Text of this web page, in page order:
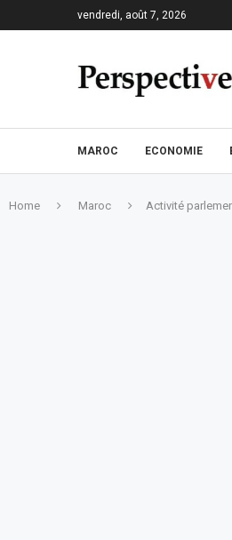
vendredi, août 7, 2026
MAROC ECONOMIE
Home Maroc Activité